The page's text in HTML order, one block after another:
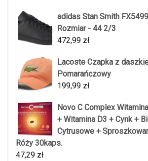
adidas Stan Smith
Rozmiar - 44 2/3
472,99 zł
Lacoste Czapka z
Pomarańczowy
199,99 zł
Novo C Complex
+ Witamina D3 + Cynk +
Cytrusowe +
Róży 30kaps.
47,29 zł